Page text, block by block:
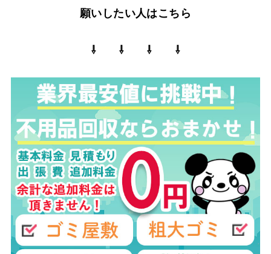
願いしたい人はこちら
⇩ ⇩ ⇩ ⇩